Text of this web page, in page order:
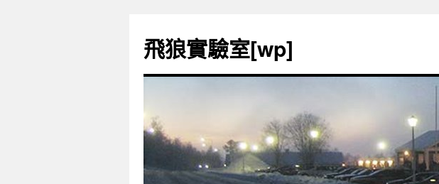
飛狼實驗室[wp]